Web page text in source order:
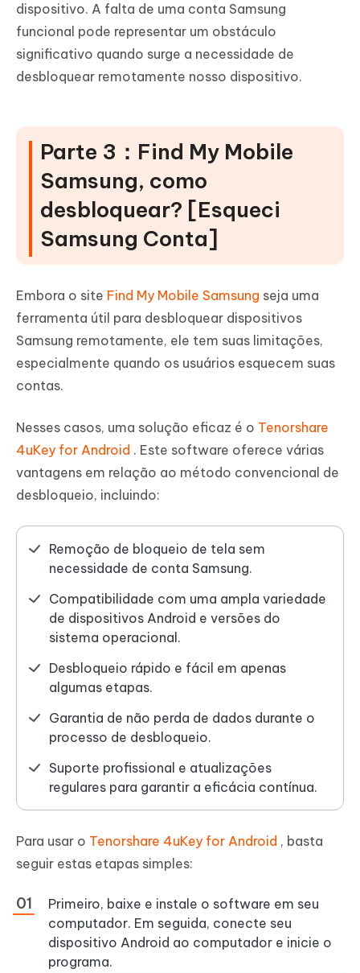
dispositivo. A falta de uma conta Samsung
funcional pode representar um obstáculo
significativo quando surge a necessidade de
desbloquear remotamente nosso dispositivo.
Parte 3：Find My Mobile
Samsung, como
desbloquear? [Esqueci
Samsung Conta]
Embora o site Find My Mobile Samsung seja uma
ferramenta útil para desbloquear dispositivos
Samsung remotamente, ele tem suas limitações,
especialmente quando os usuários esquecem suas
contas.
Nesses casos, uma solução eficaz é o Tenorshare
4uKey for Android . Este software oferece várias
vantagens em relação ao método convencional de
desbloqueio, incluindo:
Remoção de bloqueio de tela sem
necessidade de conta Samsung.
Compatibilidade com uma ampla variedade
de dispositivos Android e versões do
sistema operacional.
Desbloqueio rápido e fácil em apenas
algumas etapas.
Garantia de não perda de dados durante o
processo de desbloqueio.
Suporte profissional e atualizações
regulares para garantir a eficácia contínua.
Para usar o Tenorshare 4uKey for Android , basta
seguir estas etapas simples:
Primeiro, baixe e instale o software em seu
computador. Em seguida, conecte seu
dispositivo Android ao computador e inicie o
programa.